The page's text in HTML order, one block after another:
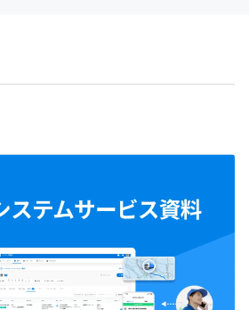
変更が加え
理に新たな
りました。
送約款の概
後の対応策
負担軽減や長時間労働の改
でしょう。本記事では、附
説します。